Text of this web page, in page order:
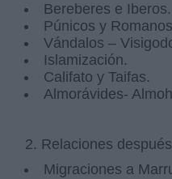
Bereberes e Iberos.
Púnicos y
Vándalos –
Islamización.
Califato y Taifas.
Almorávides-
2. Relaciones
Migraciones a